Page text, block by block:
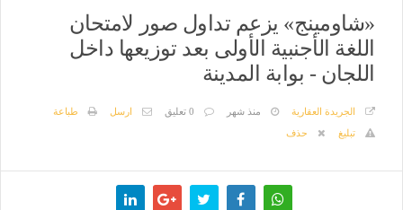
«شاومينج» يزعم تداول صور لامتحان
اللغة الأجنبية الأولى بعد توزيعها داخل
اللجان - بوابة المدينة
الجريدة العقارية منذ شهر 0 تعليق ارسل
طباعة
تبليغ
حذف